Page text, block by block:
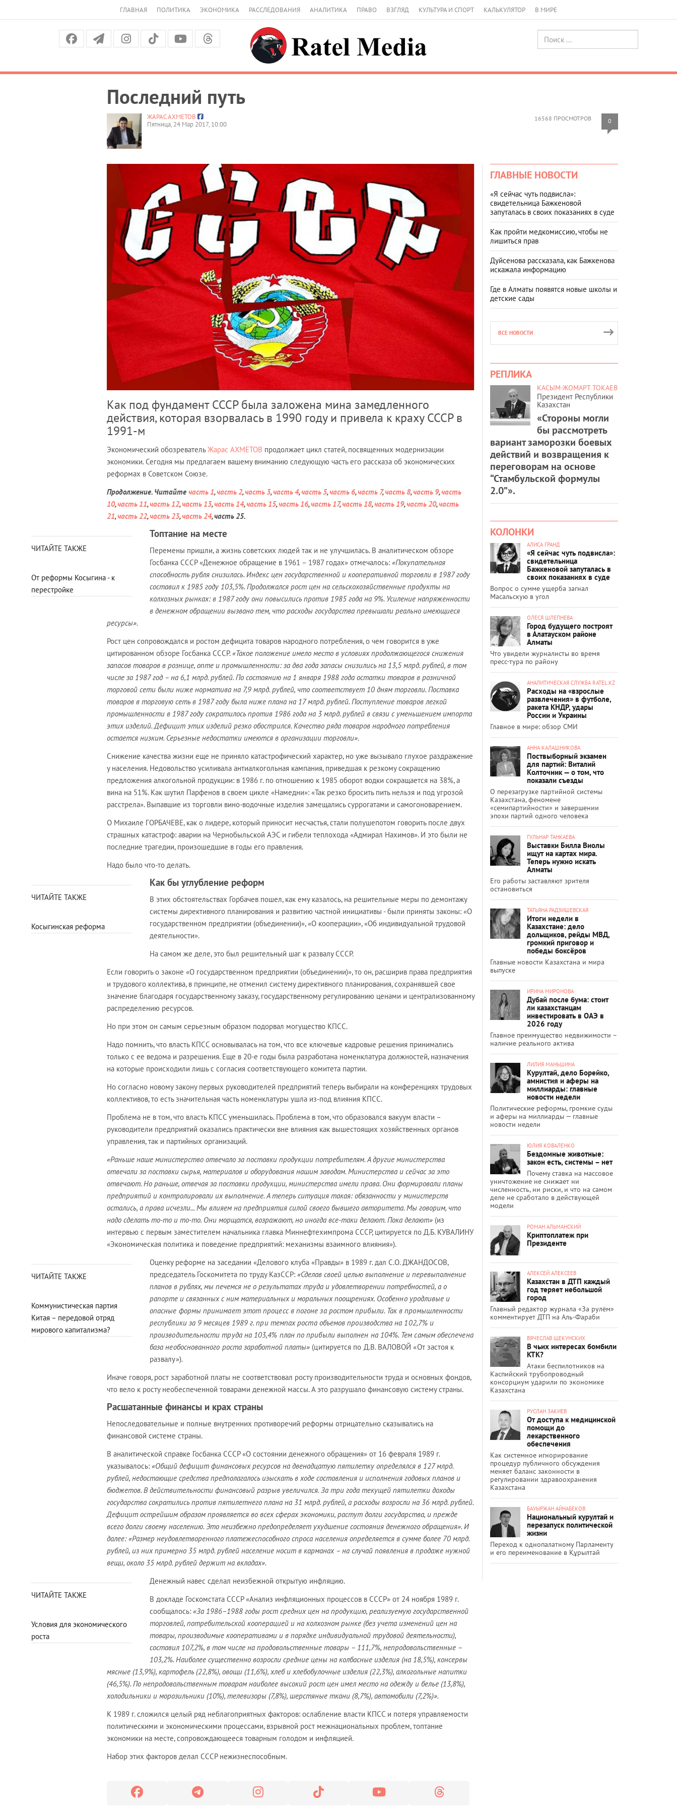
ГЛАВНАЯ ПОЛИТИКА ЭКОНОМИКА РАССЛЕДОВАНИЯ АНАЛИТИКА ПРАВО ВЗГЛЯД КУЛЬТУРА И СПОРТ КАЛЬКУЛЯТОР В МИРЕ
Последний путь
16568 ПРОСМОТРОВ 0
ЖАРАС АХМЕТОВ
Пятница, 24 Мар 2017, 10:00
Как под фундамент СССР была заложена мина замедленного
действия, которая взорвалась в 1990 году и привела к краху СССР в
1991-м
Экономический обозревательЖарас АХМЕТОВ продолжает цикл статей, посвященных модернизации
экономики. Сегодня мы предлагаем вашему вниманию следующую часть его рассказа об экономических
реформах в Советском Союзе.
Продолжение. Читайте часть 1,часть 2,часть 3,часть 4,часть 5,часть 6,часть 7,часть 8,часть 9,часть
10,часть 11,часть 12,часть 13,часть 14,часть 15,часть 16,часть 17,часть 18,часть 19,часть 20,часть
21,часть 22,часть 23,часть 24, часть 25.
ЧИТАЙТЕ ТАКЖЕ
От реформы Косыгина - к
перестройке
Топтание на месте
Перемены пришли, а жизнь советских людей так и не улучшилась. В аналитическом обзоре
Госбанка СССР «Денежное обращение в 1961 – 1987 годах» отмечалось: «Покупательная
способность рубля снизилась. Индекс цен государственной и кооперативной торговли в 1987 году
составил к 1985 году 103,5%. Продолжался рост цен на сельскохозяйственные продукты на
колхозных рынках: в 1987 году они повысились против 1985 года на 9%. Усиление напряженности
в денежном обращении вызвано тем, что расходы государства превышали реально имеющиеся
ресурсы».
Рост цен сопровождался и ростом дефицита товаров народного потребления, о чем говорится в уже
цитированном обзоре Госбанка СССР.«Такое положение имело место в условиях продолжающегося снижения
запасов товаров в рознице, опте и промышленности: за два года запасы снизились на 13,5 млрд. рублей, в том
числе за 1987 год – на 6,1 млрд. рублей. По состоянию на 1 января 1988 года остатки товаров в розничной
торговой сети были ниже норматива на 7,9 млрд. рублей, что соответствует 10 дням торговли. Поставка
товаров в торговую сеть в 1987 году была ниже плана на 17 млрд. рублей. Поступление товаров легкой
промышленности в 1987 году сократилось против 1986 года на 3 млрд. рублей в связи с уменьшением импорта
этих изделий. Дефицит этих изделий резко обострился. Качество ряда товаров народного потребления
остается низким. Серьезные недостатки имеются в организации торговли».
Снижение качества жизни еще не приняло катастрофический характер, но уже вызывало глухое раздражение
у населения. Недовольство усиливала антиалкогольная кампания, приведшая к резкому сокращению
предложения алкогольной продукции: в 1986 г. по отношению к 1985 оборот водки сокращается на 38%, а
вина на 51%. Как шутил Парфенов в своем цикле «Намедни»: «Так резко бросить пить нельзя и под угрозой
расстрела». Выпавшие из торговли вино-водочные изделия замещались суррогатами и самогоноварением.
О Михаиле ГОРБАЧЕВЕ, как о лидере, который приносит несчастья, стали полушепотом говорить после двух
страшных катастроф: аварии на Чернобыльской АЭС и гибели теплохода «Адмирал Нахимов». И это были не
последние трагедии, произошедшие в годы его правления.
Надо было что-то делать.
ЧИТАЙТЕ ТАКЖЕ
Косыгинская реформа
Как бы углубление реформ
В этих обстоятельствах Горбачев пошел, как ему казалось, на решительные меры по демонтажу
системы директивного планирования и развитию частной инициативы - были приняты законы: «О
государственном предприятии (объединении)», «О кооперации», «Об индивидуальной трудовой
деятельности».
На самом же деле, это был решительный шаг к развалу СССР.
Если говорить о законе «О государственном предприятии (объединении)», то он, расширив права предприятия
и трудового коллектива, в принципе, не отменил систему директивного планирования, сохранявшей свое
значение благодаря государственному заказу, государственному регулированию ценами и централизованному
распределению ресурсов.
Но при этом он самым серьезным образом подорвал могущество КПСС.
Надо помнить, что власть КПСС основывалась на том, что все ключевые кадровые решения принимались
только с ее ведома и разрешения. Еще в 20-е годы была разработана номенклатура должностей, назначения
на которые происходили лишь с согласия соответствующего комитета партии.
Но согласно новому закону первых руководителей предприятий теперь выбирали на конференциях трудовых
коллективов, то есть значительная часть номенклатуры ушла из-под влияния КПСС.
Проблема не в том, что власть КПСС уменьшилась. Проблема в том, что образовался вакуум власти –
руководители предприятий оказались практически вне влияния как вышестоящих хозяйственных органов
управления, так и партийных организаций.
«Раньше наше министерство отвечало за поставки продукции потребителям. А другие министерства
отвечали за поставки сырья, материалов и оборудования нашим заводам. Министерства и сейчас за это
отвечают. Но раньше, отвечая за поставки продукции, министерства имели права. Они формировали планы
предприятий и контролировали их выполнение. А теперь ситуация такая: обязанности у министерств
остались, а права исчезли... Мы влияем на предприятия силой своего бывшего авторитета. Мы говорим, что
надо сделать то-то и то-то. Они морщатся, возражают, но иногда все-таки делают. Пока делают» (из
интервью с первым заместителем начальника главка Миннефтехимпрома СССР, цитируется по Д.Б. КУВАЛИНУ
«Экономическая политика и поведение предприятий: механизмы взаимного влияния»).
ЧИТАЙТЕ ТАКЖЕ
Коммунистическая партия
Китая – передовой отряд
мирового капитализма?
Оценку реформе на заседании «Делового клуба «Правды» в 1989 г. дал С.О. ДЖАНДОСОВ,
председатель Госкомитета по труду КазССР: «Сделав своей целью выполнение и перевыполнение
планов в рублях, мы печемся не о результатах труда и удовлетворении потребностей, а о
рапорте и связанных с ним материальных и моральных поощрениях. Особенно уродливые и
опасные формы принимает этот процесс в погоне за ростом прибыли. Так в промышленности
республики за 9 месяцев 1989 г. при темпах роста объемов производства на 102,7% и
производительности труда на 103,4% план по прибыли выполнен на 104%. Тем самым обеспечена
база необоснованного роста заработной платы» (цитируется по Д.В. ВАЛОВОЙ «От застоя к
развалу»).
Иначе говоря, рост заработной платы не соответствовал росту производительности труда и основных фондов,
что вело к росту необеспеченной товарами денежной массы. А это разрушало финансовую систему страны.
Расшатанные финансы и крах страны
Непоследовательные и полные внутренних противоречий реформы отрицательно сказывались на
финансовой системе страны.
В аналитической справке Госбанка СССР «О состоянии денежного обращения» от 16 февраля 1989 г.
указывалось: «Общий дефицит финансовых ресурсов на двенадцатую пятилетку определялся в 127 млрд.
рублей, недостающие средства предполагалось изыскать в ходе составления и исполнения годовых планов и
бюджетов. В действительности финансовый разрыв увеличился. За три года текущей пятилетки доходы
государства сократились против пятилетнего плана на 31 млрд. рублей, а расходы возросли на 36 млрд. рублей.
Дефицит острейшим образом проявляется во всех сферах экономики, растут долги государства, и прежде
всего долги своему населению. Это неизбежно предопределяет ухудшение состояния денежного обращения». И
далее: «Размер неудовлетворенного платежеспособного спроса населения определяется в сумме более 70 млрд.
рублей, из них примерно 35 млрд. рублей население носит в карманах – на случай появления в продаже нужной
вещи, около 35 млрд. рублей держит на вкладах».
ЧИТАЙТЕ ТАКЖЕ
Условия для экономического
роста
Денежный навес сделал неизбежной открытую инфляцию.
В докладе Госкомстата СССР «Анализ инфляционных процессов в СССР» от 24 ноября 1989 г.
сообщалось: «За 1986–1988 годы рост средних цен на продукцию, реализуемую государственной
торговлей, потребительской кооперацией и на колхозном рынке (без учета изменений цен на
товары, производимые кооперативами и в порядке индивидуальной трудовой деятельности),
составил 107,2%, в том числе на продовольственные товары – 111,7%, непродовольственные –
103,2%. Наиболее существенно возросли средние цены на колбасные изделия (на 18,5%), консервы
мясные (13,9%), картофель (22,8%), овощи (11,6%), хлеб и хлебобулочные изделия (22,3%), алкогольные напитки
(46,5%). По непродовольственным товарам наиболее высокий рост цен имел место на одежду и белье (13,8%),
холодильники и морозильники (10%), телевизоры (7,8%), шерстяные ткани (8,7%), автомобили (7,2%)».
К 1989 г. сложился целый ряд неблагоприятных факторов: ослабление власти КПСС и потеря управляемости
политическими и экономическими процессами, взрывной рост межнациональных проблем, топтание
экономики на месте, сопровождающееся товарным голодом и инфляцией.
Набор этих факторов делал СССР нежизнеспособным.
ГЛАВНЫЕ НОВОСТИ
«Я сейчас чуть подвисла»:
свидетельница Бажкеновой
запуталась в своих показаниях в суде
Как пройти медкомиссию, чтобы не
лишиться прав
Дуйсенова рассказала, как Бажкенова
искажала информацию
Где в Алматы появятся новые школы и
детские сады
ВСЕ НОВОСТИ
РЕПЛИКА
КАСЫМ-ЖОМАРТ ТОКАЕВ
Президент Республики
Казахстан
«Стороны могли
бы рассмотреть
вариант заморозки боевых
действий и возвращения к
переговорам на основе
“Стамбульской формулы
2.0”».
КОЛОНКИ
АЛИСА ГРАНД
«Я сейчас чуть подвисла»:
свидетельница
Бажкеновой запуталась в
своих показаниях в суде
Вопрос о сумме ущерба загнал
Масальскую в угол
ОЛЕСЯ ШЛЕПНЕВА
Город будущего построят
в Алатауском районе
Алматы
Что увидели журналисты во время
пресс-тура по району
АНАЛИТИЧЕСКАЯ СЛУЖБА RATEL.KZ
Расходы на «взрослые
развлечения» в футболе,
ракета КНДР, удары
России и Украины
Главное в мире: обзор СМИ
АННА КАЛАШНИКОВА
Поствыборный экзамен
для партий: Виталий
Колточник — о том, что
показали съезды
О перезагрузке партийной системы
Казахстана, феномене
«семипартийности» и завершении
эпохи партий одного человека
ГУЛЬНАР ТАНКАЕВА
Выставки Билла Виолы
ищут на картах мира.
Теперь нужно искать
Алматы
Его работы заставляют зрителя
остановиться
ТАТЬЯНА РАДЗИШЕВСКАЯ
Итоги недели в
Казахстане: дело
дольщиков, рейды МВД,
громкий приговор и
победы боксёров
Главные новости Казахстана и мира
выпуске
ИРИНА МИРОНОВА
Дубай после бума: стоит
ли казахстанцам
инвестировать в ОАЭ в
2026 году
Главное преимущество недвижимости –
наличие реального актива
ЛИЛИЯ МАНЬШИНА
Курултай, дело Борейко,
амнистия и аферы на
миллиарды: главные
новости недели
Политические реформы, громкие суды
и аферы на миллиарды — главные
новости недели
ЮЛИЯ КОВАЛЕНКО
Бездомные животные:
закон есть, системы – нет
Почему ставка на массовое
уничтожение не снижает ни
численность, ни риски, и что на самом
деле не сработало в действующей
модели
РОМАН АЛЬМАНСКИЙ
Криптоплатеж при
Президенте
АЛЕКСЕЙ АЛЕКСЕЕВ
Казахстан в ДТП каждый
год теряет небольшой
город
Главный редактор журнала «За рулём»
комментирует ДТП на Аль-Фараби
ВЯЧЕСЛАВ ЩЕКУНСКИХ
В чьих интересах бомбили
КТК?
Атаки беспилотников на
Каспийский трубопроводный
консорциум ударили по экономике
Казахстана
РУСЛАН ЗАКИЕВ
От доступа к медицинской
помощи до
лекарственного
обеспечения
Как системное игнорирование
процедур публичного обсуждения
меняет баланс законности в
регулировании здравоохранения
Казахстана
БАУЫРЖАН АЙНАБЕКОВ
Национальный курултай и
перезапуск политической
жизни
Переход к однопалатному Парламенту
и его переименование в Құрылтай